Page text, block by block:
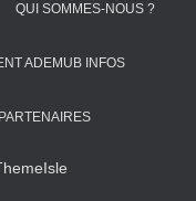
QUI SOMMES-NOUS ?
ADEMUB INFOS
PARTENAIRES